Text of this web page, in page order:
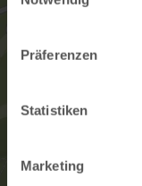
Präferenzen
Statistiken
Marketing